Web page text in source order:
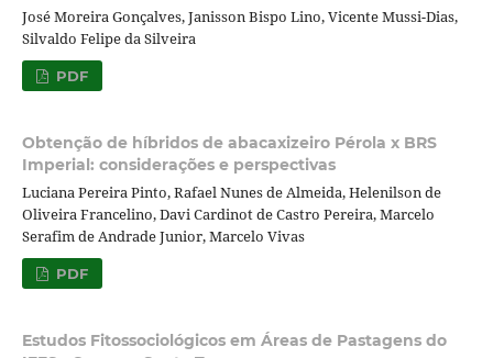
José Moreira Gonçalves, Janisson Bispo Lino, Vicente Mussi-Dias,
Silvaldo Felipe da Silveira
PDF
Obtenção de híbridos de abacaxizeiro Pérola x BRS
Imperial: considerações e perspectivas
Luciana Pereira Pinto, Rafael Nunes de Almeida, Helenilson de
Oliveira Francelino, Davi Cardinot de Castro Pereira, Marcelo
Serafim de Andrade Junior, Marcelo Vivas
PDF
Estudos Fitossociológicos em Áreas de Pastagens do